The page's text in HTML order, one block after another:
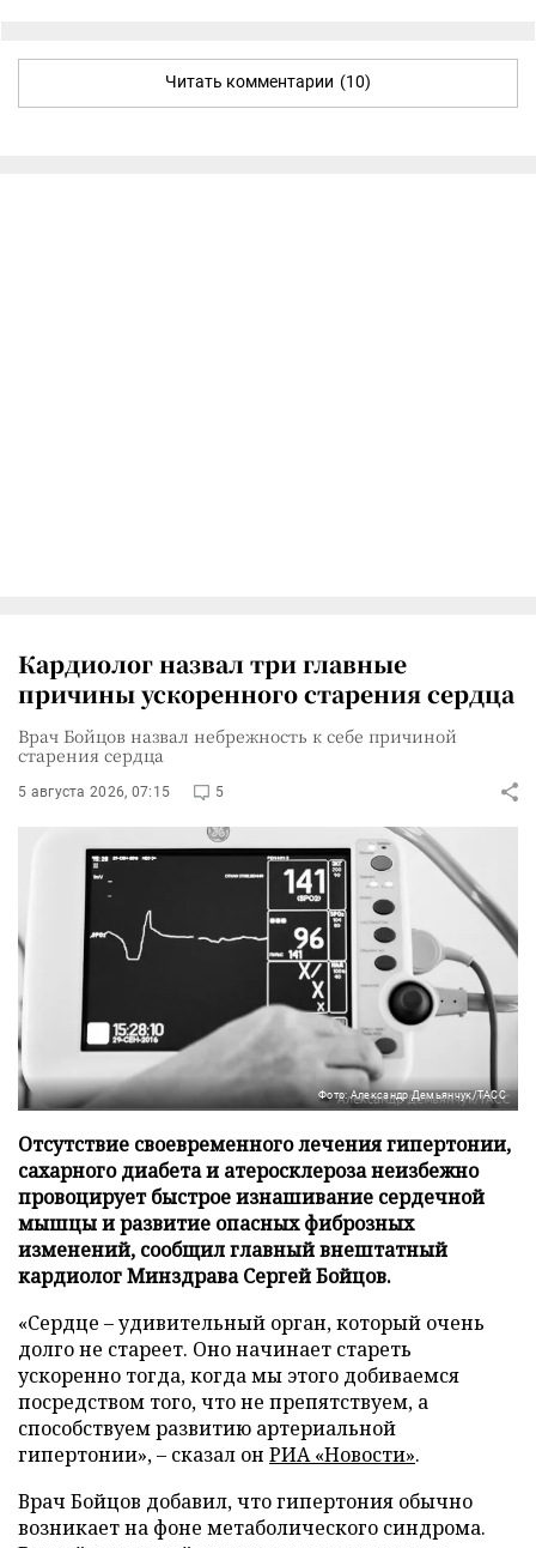
Читать комментарии (10)
Кардиолог назвал три главные
причины ускоренного старения сердца
Врач Бойцов назвал небрежность к себе причиной
старения сердца
5 августа 2026, 07:15 5
Фото: Александр Демьянчук/ТАСС
Отсутствие своевременного лечения гипертонии,
сахарного диабета и атеросклероза неизбежно
провоцирует быстрое изнашивание сердечной
мышцы и развитие опасных фиброзных
изменений, сообщил главный внештатный
кардиолог Минздрава Сергей Бойцов.
«Сердце – удивительный орган, который очень
долго не стареет. Оно начинает стареть
ускоренно тогда, когда мы этого добиваемся
посредством того, что не препятствуем, а
способствуем развитию артериальной
гипертонии», – сказал он РИА «Новости».
Врач Бойцов добавил, что гипертония обычно
возникает на фоне метаболического синдрома.